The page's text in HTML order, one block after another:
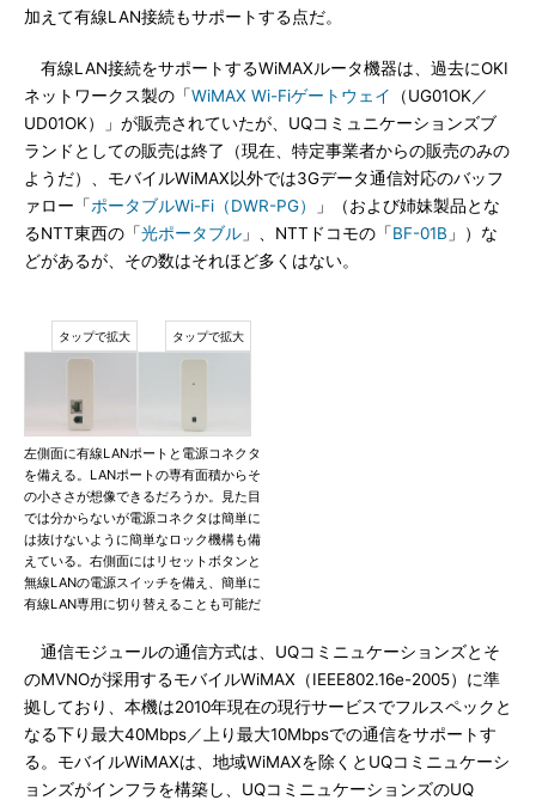
加えて有線LAN接続もサポートする点だ。
有線LAN接続をサポートするWiMAXルータ機器は、過去にOKI
ネットワークス製の「WiMAX Wi-Fiゲートウェイ
（UG01OK／
UD01OK）」が販売されていたが、UQコミュニケーションズブ
ランドとしての販売は終了（現在、特定事業者からの販売のみの
ようだ）、モバイルWiMAX以外では3Gデータ通信対応のバッフ
ァロー「ポータブルWi-Fi（DWR-PG）
」（および姉妹製品とな
るNTT東西の「光ポータブル 」、NTTドコモの「BF-01B 」）な
どがあるが、その数はそれほど多くはない。
左側面に有線LANポートと電源コネクタ
を備える。LANポートの専有面積からそ
の小ささが想像できるだろうか。見た目
では分からないが電源コネクタは簡単に
は抜けないように簡単なロック機構も備
えている。右側面にはリセットボタンと
無線LANの電源スイッチを備え、簡単に
有線LAN専用に切り替えることも可能だ
通信モジュールの通信方式は、UQコミニュケーションズとそ
のMVNOが採用するモバイルWiMAX（IEEE802.16e-2005）に準
拠しており、本機は2010年現在の現行サービスでフルスペックと
なる下り最大40Mbps／上り最大10Mbpsでの通信をサポートす
る。モバイルWiMAXは、地域WiMAXを除くとUQコミニュケーシ
ョンズがインフラを構築し、UQコミニュケーションズのUQ